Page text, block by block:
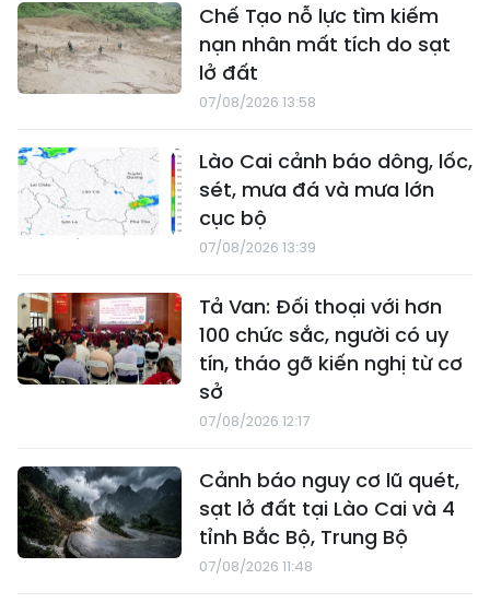
Chế Tạo nỗ lực tìm kiếm
nạn nhân mất tích do sạt
lở đất
07/08/2026 13:58
Lào Cai cảnh báo dông, lốc,
sét, mưa đá và mưa lớn
cục bộ
07/08/2026 13:39
Tả Van: Đối thoại với hơn
100 chức sắc, người có uy
tín, tháo gỡ kiến nghị từ cơ
sở
07/08/2026 12:17
Cảnh báo nguy cơ lũ quét,
sạt lở đất tại Lào Cai và 4
tỉnh Bắc Bộ, Trung Bộ
07/08/2026 11:48